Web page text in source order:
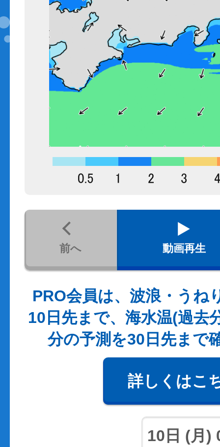
前へ 動画再生
PRO会員は、波浪・うね
10日先まで、海水温(過去
分の予測を30日先まで
詳しくはこ